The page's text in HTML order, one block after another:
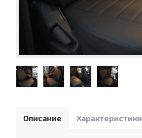
Описание Характеристики